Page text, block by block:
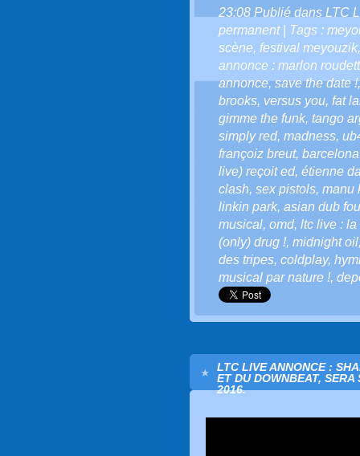
23:08 Publié dans LTC
permanent| Tags :
scène, festival meyouzik
annonce : marlon
annonce,save the date !
brooks, versus you, fat
gimme the funk, tango
simply red, madness,
françoiz breut,
live) reçoit ed, étienne
clash, sex pistols, manu
linkin park, asian dub
musical, omd, ltc live : la
(only) drug !, midnight oil
des tripes, coldplay,
musical par nature !,
LTC LIVE ANNONCE :
ET DU DOWNBEAT,
2016.